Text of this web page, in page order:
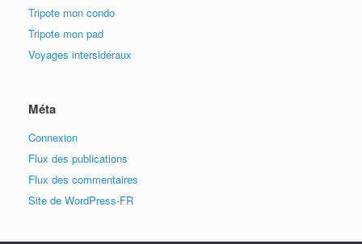
Tripote mon condo
Tripote mon pad
Voyages intersidéraux
Méta
Connexion
Flux des publications
Flux des commentaires
Site de WordPress-FR